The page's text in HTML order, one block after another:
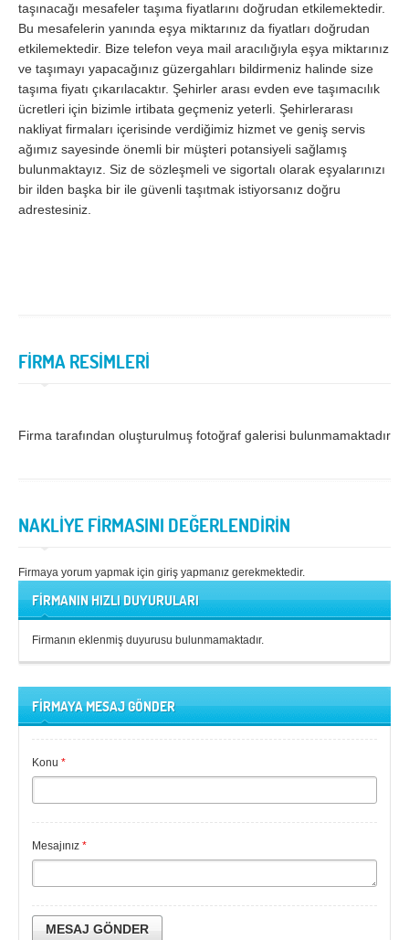
Muğla Muş
Nevşehir Niğde
Osmaniye
Rize Sakarya
Samsun Siirt
Sinop Sivas
Şanlıurfa
Yalova Yozgat
MÜŞTERİ TALEPLERİ
NAKLİYECİ İLANLARI
taşınacağı mesafeler taşıma fiyatlarını doğrudan etkilemektedir.
Bu mesafelerin yanında eşya miktarınız da fiyatları doğrudan
etkilemektedir. Bize telefon veya mail aracılığıyla eşya miktarınız
ve taşımayı yapacağınız güzergahları bildirmeniz halinde size
taşıma fiyatı çıkarılacaktır. Şehirler arası evden eve taşımacılık
ücretleri için bizimle irtibata geçmeniz yeterli. Şehirlerarası
nakliyat firmaları içerisinde verdiğimiz hizmet ve geniş servis
ağımız sayesinde önemli bir müşteri potansiyeli sağlamış
bulunmaktayız. Siz de sözleşmeli ve sigortalı olarak eşyalarınızı
bir ilden başka bir ile güvenli taşıtmak istiyorsanız doğru
adrestesiniz.
FİRMA RESİMLERİ
Firma tarafından oluşturulmuş fotoğraf galerisi bulunmamaktadır.
NAKLİYE FİRMASINI DEĞERLENDİRİN
Firmaya yorum yapmak için giriş yapmanız gerekmektedir.
FİRMANIN HIZLI DUYURULARI
Firmanın eklenmiş duyurusu bulunmamaktadır.
FİRMAYA MESAJ GÖNDER
Konu *
Mesajınız *
MESAJ GÖNDER